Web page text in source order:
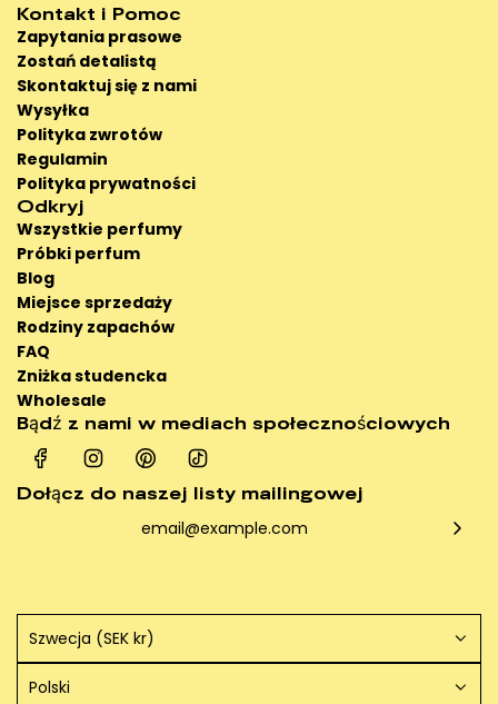
Kontakt i Pomoc
Zapytania prasowe
Zostań detalistą
Skontaktuj się z nami
Wysyłka
Polityka zwrotów
Regulamin
Polityka prywatności
Odkryj
Wszystkie perfumy
Próbki perfum
Blog
Miejsce sprzedaży
Rodziny zapachów
FAQ
Zniżka studencka
Wholesale
Bądź z nami w mediach społecznościowych
Dołącz do naszej listy mailingowej
Szwecja (SEK kr)
Polski